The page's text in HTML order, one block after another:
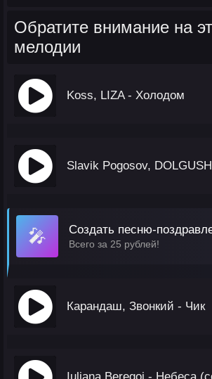
Обратите внимание на
мелодии
Koss, LIZA - Холодом
Slavik Pogosov,
🎤 Создать песню-
Всего за 25 рублей!
Карандаш, Звонкий - Чик